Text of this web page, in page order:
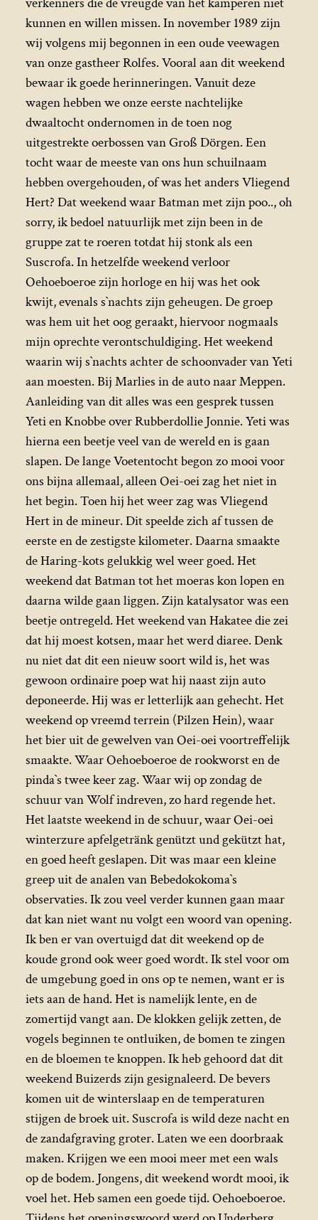
kunnen en willen missen. In november 1989 zijn
wij volgens mij begonnen in een oude veewagen
van onze gastheer Rolfes. Vooral aan dit weekend
bewaar ik goede herinneringen. Vanuit deze
wagen hebben we onze eerste nachtelijke
dwaaltocht ondernomen in de toen nog
uitgestrekte oerbossen van Groß Dörgen. Een
tocht waar de meeste van ons hun schuilnaam
hebben overgehouden, of was het anders Vliegend
Hert? Dat weekend waar Batman met zijn poo.., oh
sorry, ik bedoel natuurlijk met zijn been in de
gruppe zat te roeren totdat hij stonk als een
Suscrofa. In hetzelfde weekend verloor
Oehoeboeroe zijn horloge en hij was het ook
kwijt, evenals s`nachts zijn geheugen. De groep
was hem uit het oog geraakt, hiervoor nogmaals
mijn oprechte verontschuldiging. Het weekend
waarin wij s`nachts achter de schoonvader van Yeti
aan moesten. Bij Marlies in de auto naar Meppen.
Aanleiding van dit alles was een gesprek tussen
Yeti en Knobbe over Rubberdollie Jonnie. Yeti was
hierna een beetje veel van de wereld en is gaan
slapen. De lange Voetentocht begon zo mooi voor
ons bijna allemaal, alleen Oei-oei zag het niet in
het begin. Toen hij het weer zag was Vliegend
Hert in de mineur. Dit speelde zich af tussen de
eerste en de zestigste kilometer. Daarna smaakte
de Haring-kots gelukkig wel weer goed. Het
weekend dat Batman tot het moeras kon lopen en
daarna wilde gaan liggen. Zijn katalysator was een
beetje ontregeld. Het weekend van Hakatee die zei
dat hij moest kotsen, maar het werd diaree. Denk
nu niet dat dit een nieuw soort wild is, het was
gewoon ordinaire poep wat hij naast zijn auto
deponeerde. Hij was er letterlijk aan gehecht. Het
weekend op vreemd terrein (Pilzen Hein), waar
het bier uit de gewelven van Oei-oei voortreffelijk
smaakte. Waar Oehoeboeroe de rookworst en de
pinda`s twee keer zag. Waar wij op zondag de
schuur van Wolf indreven, zo hard regende het.
Het laatste weekend in de schuur, waar Oei-oei
winterzure apfelgetränk genützt und gekützt hat,
en goed heeft geslapen. Dit was maar een kleine
greep uit de analen van Bebedokokoma`s
observaties. Ik zou veel verder kunnen gaan maar
dat kan niet want nu volgt een woord van opening.
Ik ben er van overtuigd dat dit weekend op de
koude grond ook weer goed wordt. Ik stel voor om
de umgebung goed in ons op te nemen, want er is
iets aan de hand. Het is namelijk lente, en de
zomertijd vangt aan. De klokken gelijk zetten, de
vogels beginnen te ontluiken, de bomen te zingen
en de bloemen te knoppen. Ik heb gehoord dat dit
weekend Buizerds zijn gesignaleerd. De bevers
komen uit de winterslaap en de temperaturen
stijgen de broek uit. Suscrofa is wild deze nacht en
de zandafgraving groter. Laten we een doorbraak
maken. Krijgen we een mooi meer met een wals
op de bodem. Jongens, dit weekend wordt mooi, ik
voel het. Heb samen een goede tijd. Oehoeboeroe.